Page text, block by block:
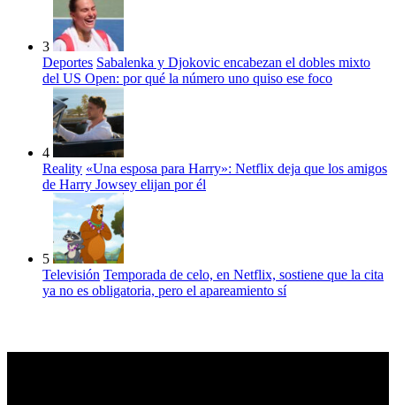
3
Deportes Sabalenka y Djokovic encabezan el dobles mixto
del US Open: por qué la número uno quiso ese foco
4
Reality «Una esposa para Harry»: Netflix deja que los amigos
de Harry Jowsey elijan por él
5
Televisión Temporada de celo, en Netflix, sostiene que la cita
ya no es obligatoria, pero el apareamiento sí